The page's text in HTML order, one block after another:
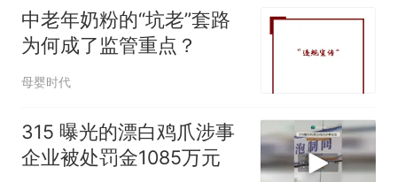
回大海 目击者直呼震惊 （视频
来源：参考消息）
笔试第一被第二名传话劝弃考
官方通报
中老年奶粉的“坑老”套路
为何成了监管重点？
母婴时代
315 曝光的漂白鸡爪涉事
企业被处罚金1085万元